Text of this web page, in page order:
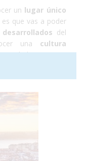
un lugar único
es que vas a poder
del
una cultura
habitantes. En
trata de un país
de gente que lo
si lo que buscas
para hacer
que puedas